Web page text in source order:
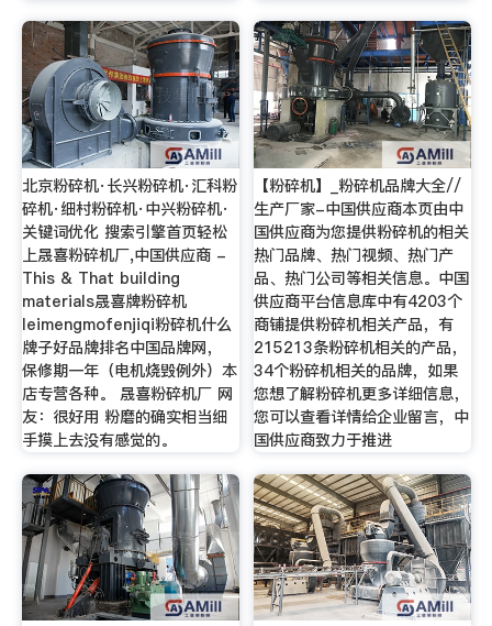
北京粉碎机·长兴粉碎机·汇科粉
碎机·细村粉碎机·中兴粉碎机·
关键词优化 搜索引擎首页轻松
上晟喜粉碎机厂,中国供应商 -
This & That building
materials晟喜牌粉碎机
leimengmofenjiqi粉碎机什么
牌子好品牌排名中国品牌网，
保修期一年（电机烧毁例外）本
店专营各种。 晟喜粉碎机厂 网
友：很好用 粉磨的确实相当细
手摸上去没有感觉的。
【粉碎机】_粉碎机品牌大全//
生产厂家-中国供应商本页由中
国供应商为您提供粉碎机的相关
热门品牌、热门视频、热门产
品、热门公司等相关信息。中国
供应商平台信息库中有4203个
商铺提供粉碎机相关产品，有
215213条粉碎机相关的产品，
34个粉碎机相关的品牌，如果
您想了解粉碎机更多详细信息，
您可以查看详情给企业留言，中
国供应商致力于推进